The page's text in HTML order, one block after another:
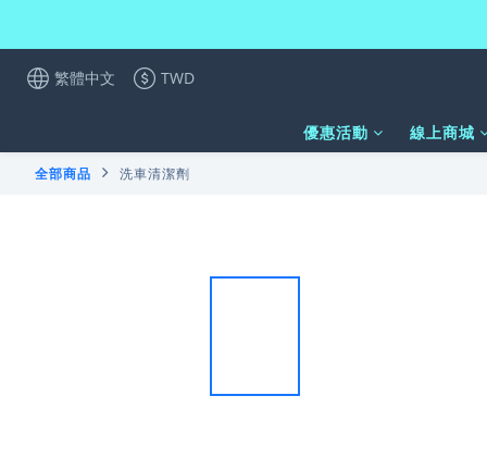
繁體中文 TWD
優惠活動 線上商城
全部商品 洗車清潔劑